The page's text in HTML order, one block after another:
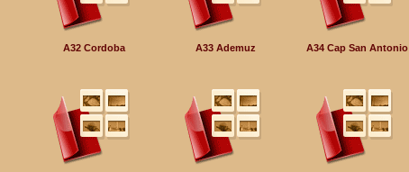
A32 Cordoba A33 Ademuz A34 Cap San Antonio